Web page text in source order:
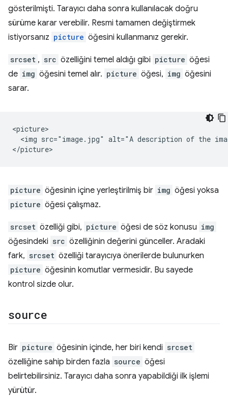
gösterilmişti. Tarayıcı daha sonra kullanılacak doğru
sürüme karar verebilir. Resmi tamamen değiştirmek
istiyorsanız picture öğesini kullanmanız gerekir.
srcset , src özelliğini temel aldığı gibi picture öğesi
de img öğesini temel alır. picture öğesi, img öğesini
sarar.
<picture>
<img src="image.jpg" alt="A description of the
picture öğesinin içine yerleştirilmiş bir img öğesi yoksa
picture öğesi çalışmaz.
srcset özelliği gibi, picture öğesi de söz konusu img
öğesindeki src özelliğinin değerini günceller. Aradaki
fark, srcset özelliği tarayıcıya önerilerde bulunurken
picture öğesinin komutlar vermesidir. Bu sayede
kontrol sizde olur.
source
Bir picture öğesinin içinde, her biri kendi srcset
özelliğine sahip birden fazla source öğesi
belirtebilirsiniz. Tarayıcı daha sonra yapabildiği ilk işlemi
yürütür.